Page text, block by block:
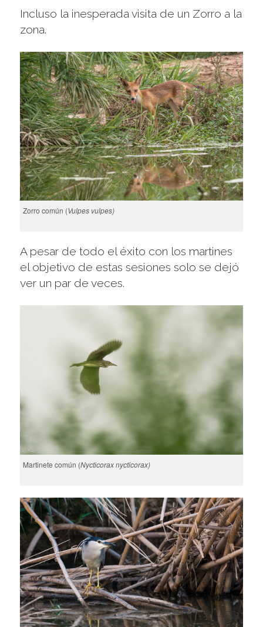
Incluso la inesperada visita de un Zorro a la
zona.
Zorro común (Vulpes vulpes)
A pesar de todo el éxito con los martines
el objetivo de estas sesiones solo se dejó
ver un par de veces.
Martinete común (Nycticorax nycticorax)